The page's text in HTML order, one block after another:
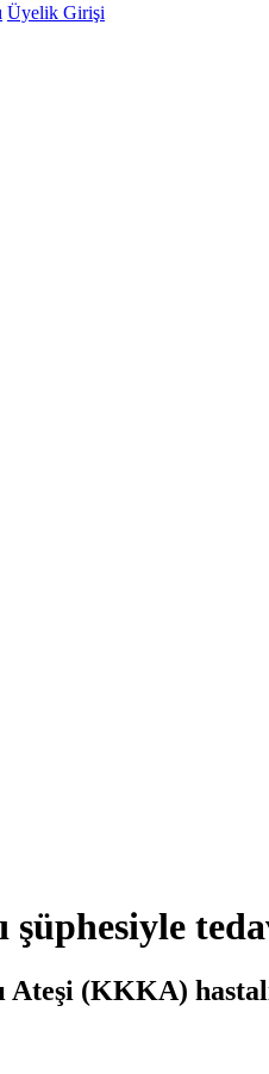
Üyelik Girişi
şüphesiyle
(KKKA)